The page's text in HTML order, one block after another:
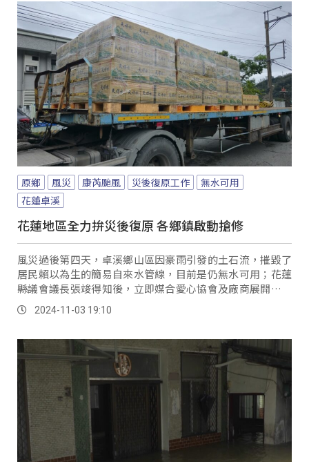
原鄉 風災 康芮颱風 災後復原工作
無水可用
花蓮卓溪
花蓮地區全力拚災後復原 各鄉鎮啟動搶修
風災過後第四天，卓溪鄉山區因豪雨引發的土石流，摧毀了
居民賴以為生的簡易自來水管線，目前是仍無水可用；花蓮
縣議會議長張竣得知後，立即媒合愛心協會及廠商展開飲水
救援，緊急送達上千箱礦泉水到卓溪鄉。
2024-11-03 19:10